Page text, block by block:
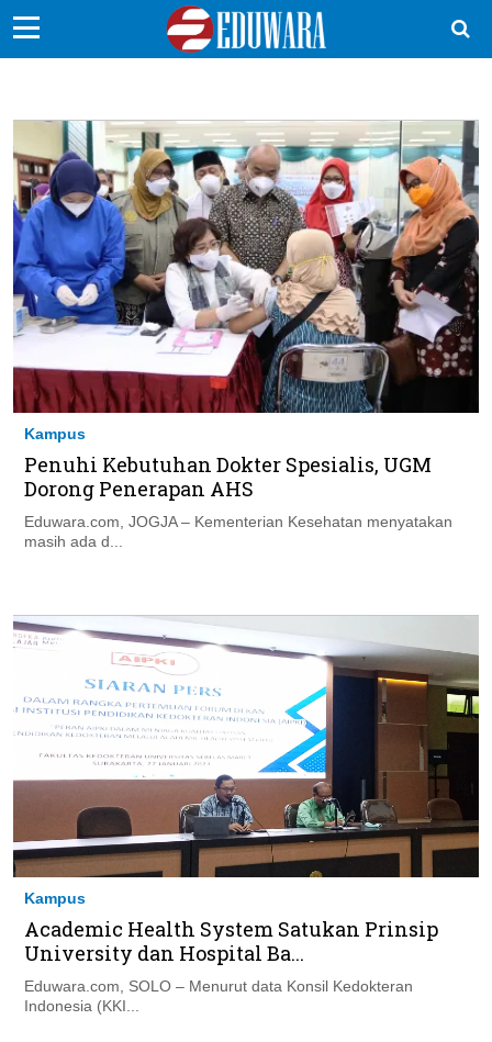
Sekolah Kita
Vokasi
Kampus
Idea
Sains
EduDana
Kampus
Penuhi Kebutuhan Dokter Spesialis, UGM
Dorong Penerapan AHS
Eduwara.com, JOGJA – Kementerian Kesehatan menyatakan
masih ada d...
Kampus
Academic Health System Satukan Prinsip
University dan Hospital Ba...
Eduwara.com, SOLO – Menurut data Konsil Kedokteran
Indonesia (KKI...